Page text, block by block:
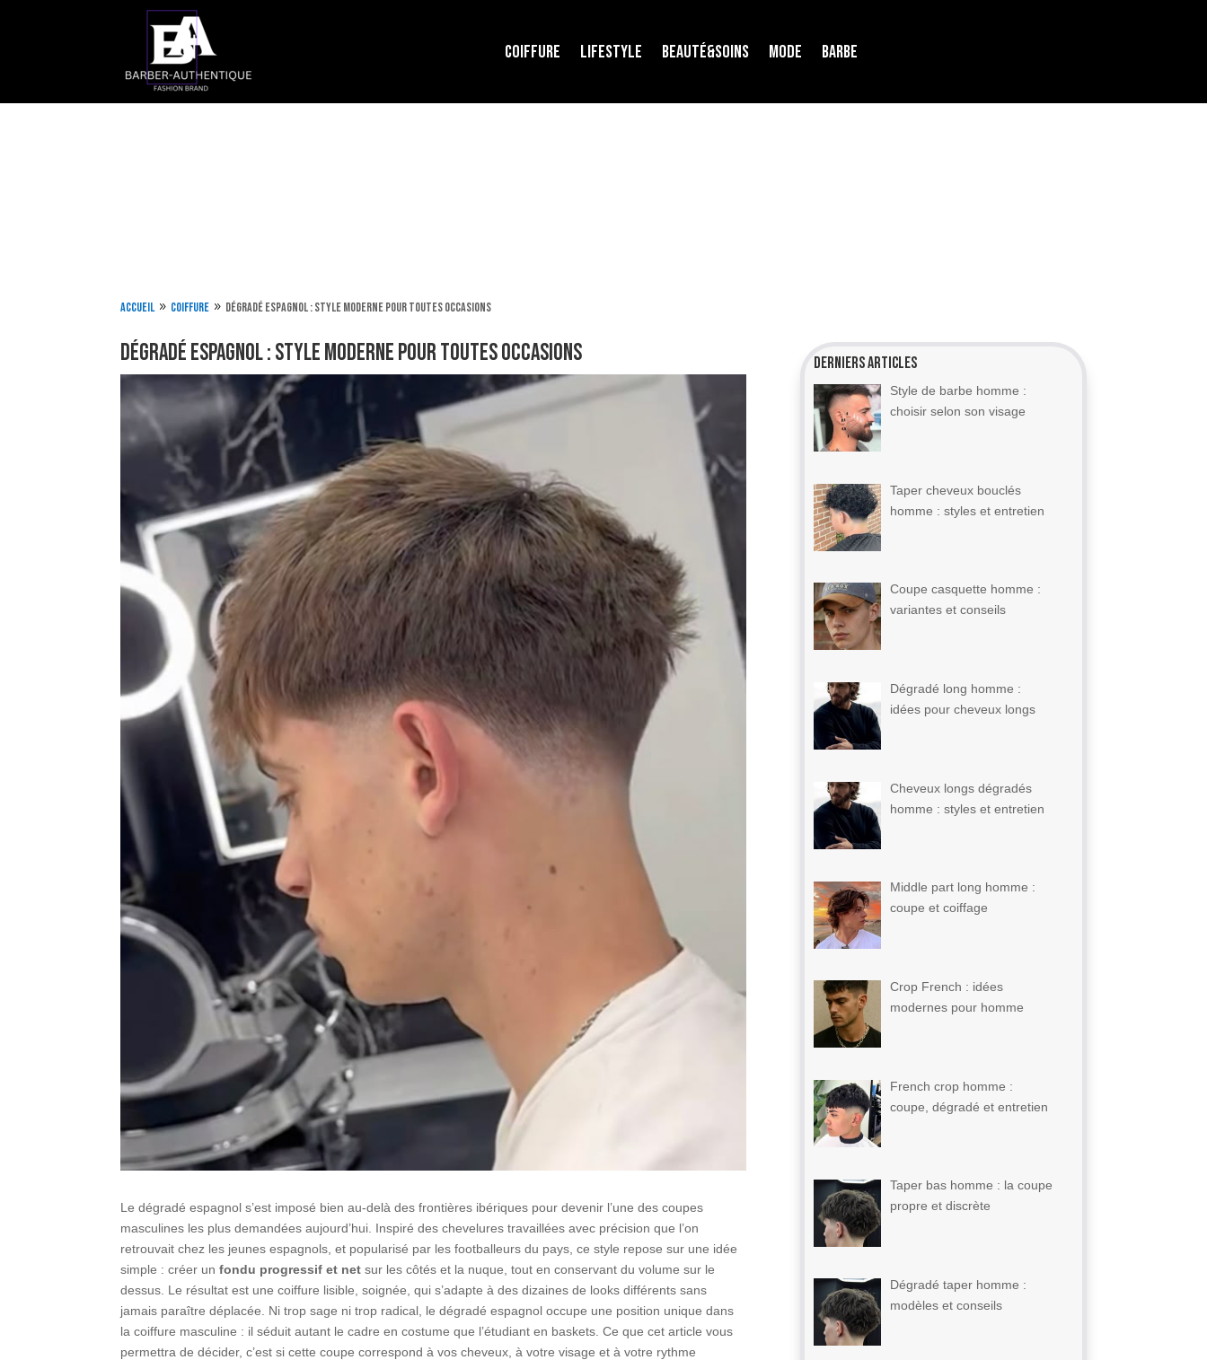
COIFFURE LIFESTYLE BEAUTÉ&SOINS MODE BARBE
Accueil 9 Coiffure 9 Dégradé espagnol : style moderne pour toutes occasions
Dégradé espagnol : style moderne pour toutes occasions
Le dégradé espagnol s’est imposé bien au-delà des frontières ibériques pour devenir l’une des coupes
masculines les plus demandées aujourd’hui. Inspiré des chevelures travaillées avec précision que l’on
retrouvait chez les jeunes espagnols, et popularisé par les footballeurs du pays, ce style repose sur une idée
simple : créer unfondu progressif et net sur les côtés et la nuque, tout en conservant du volume sur le
dessus. Le résultat est une coiffure lisible, soignée, qui s’adapte à des dizaines de looks différents sans
jamais paraître déplacée. Ni trop sage ni trop radical, le dégradé espagnol occupe une position unique dans
la coiffure masculine : il séduit autant le cadre en costume que l’étudiant en baskets. Ce que cet article vous
permettra de décider, c’est si cette coupe correspond à vos cheveux, à votre visage et à votre rythme
Derniers articles
Style de barbe homme :
choisir selon son visage
Taper cheveux bouclés
homme : styles et entretien
Coupe casquette homme :
variantes et conseils
Dégradé long homme :
idées pour cheveux longs
Cheveux longs dégradés
homme : styles et entretien
Middle part long homme :
coupe et coiffage
Crop French : idées
modernes pour homme
French crop homme :
coupe, dégradé et entretien
Taper bas homme : la coupe
propre et discrète
Dégradé taper homme :
modèles et conseils